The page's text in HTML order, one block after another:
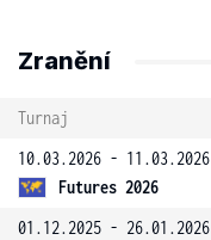
Zranění
Turnaj
10.03.2026 - 11.03.2026
Futures 2026
01.12.2025 - 26.01.2026